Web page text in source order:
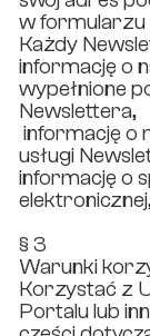
w formularzu
Każdy
informację o
wypełnione
Newslettera,
informację o
usługi
informację o
§ 3
Warunki
Korzystać z
Portalu lub